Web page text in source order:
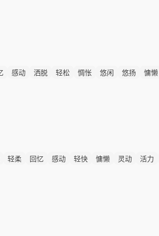
感动 洒脱 轻松 惆怅 悠闲 悠扬 慵懒
轻柔 回忆 感动 轻快 慵懒 灵动 活力